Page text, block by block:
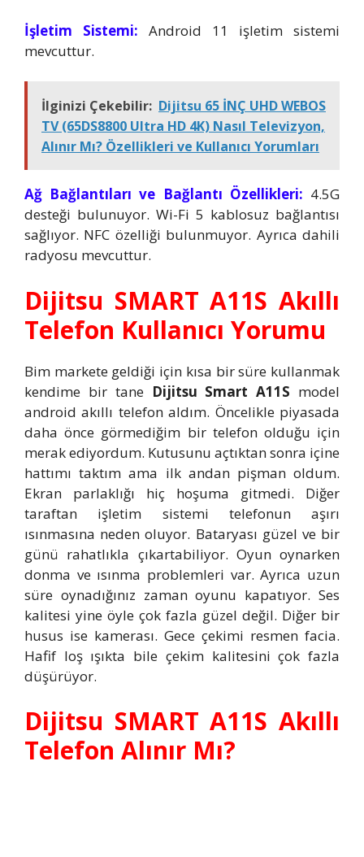
İşletim Sistemi: Android 11 işletim sistemi
mevcuttur.
İlginizi Çekebilir: Dijitsu 65 İNÇ UHD WEBOS
TV (65DS8800 Ultra HD 4K) Nasıl Televizyon,
Alınır Mı? Özellikleri ve Kullanıcı Yorumları
Ağ Bağlantıları ve Bağlantı Özellikleri: 4.5G
desteği bulunuyor. Wi-Fi 5 kablosuz bağlantısı
sağlıyor. NFC özelliği bulunmuyor. Ayrıca dahili
radyosu mevcuttur.
Dijitsu SMART A11S Akıllı
Telefon Kullanıcı Yorumu
Bim markete geldiği için kısa bir süre kullanmak
kendime bir tane Dijitsu Smart A11S model
android akıllı telefon aldım. Öncelikle piyasada
daha önce görmediğim bir telefon olduğu için
merak ediyordum. Kutusunu açtıktan sonra içine
hattımı taktım ama ilk andan pişman oldum.
Ekran parlaklığı hiç hoşuma gitmedi. Diğer
taraftan işletim sistemi telefonun aşırı
ısınmasına neden oluyor. Bataryası güzel ve bir
günü rahatlıkla çıkartabiliyor. Oyun oynarken
donma ve ısınma problemleri var. Ayrıca uzun
süre oynadığınız zaman oyunu kapatıyor. Ses
kalitesi yine öyle çok fazla güzel değil. Diğer bir
husus ise kamerası. Gece çekimi resmen facia.
Hafif loş ışıkta bile çekim kalitesini çok fazla
düşürüyor.
Dijitsu SMART A11S Akıllı
Telefon Alınır Mı?